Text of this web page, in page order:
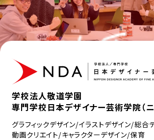
学校法人敬道学園
専門学校日本デザイナー芸術学院（ニ
グラフィックデザイン/イラストデザイン/総合
動画クリエイト/キャラクターデザイン/保育